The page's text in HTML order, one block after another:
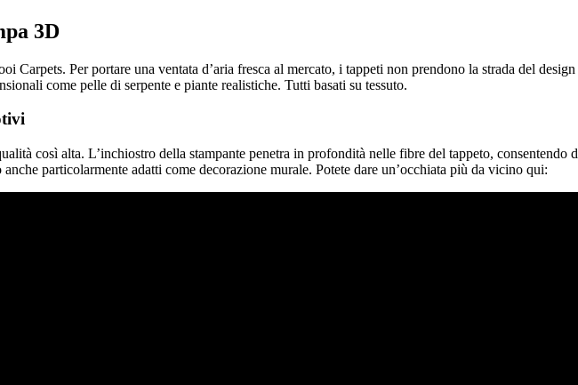
3D
Per portare una ventata d’aria fresca al mercato, i tappeti non prendono la strada del
come pelle di serpente e piante realistiche. Tutti basati su tessuto.
così alta. L’inchiostro della stampante penetra in profondità nelle fibre del tappeto,
particolarmente adatti come decorazione murale. Potete dare un’occhiata più da vicino qui: